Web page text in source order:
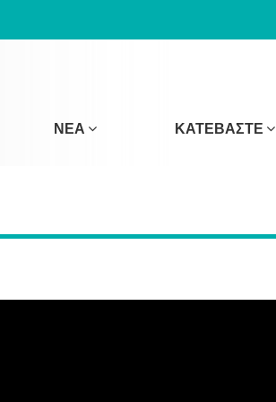
ΝΈΑ ΚΑΤΕΒΆΣΤΕ